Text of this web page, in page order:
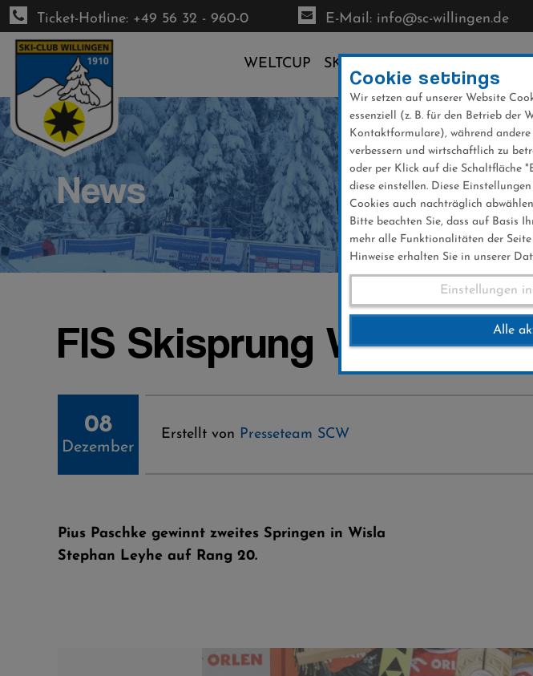
Direkt
zum
Inhalt
Ticket-Hotline: +49 56 32 - 960-0 E-Mail: info@sc-willingen.de
WELTCUP SKI-CLUB
News
FIS Skisprung Weltcup
08
Dezember
Erstellt von Presseteam SCW
Pius Paschke gewinnt zweites Springen in Wisla
Stephan Leyhe auf Rang 20.
Cookie settings
Wir setzen auf unserer Website
essenziell (z. B. für den Betrieb der
Kontaktformulare), während
verbessern und wirtschaftlich zu
oder per Klick auf die Schaltfläche
diese einstellen. Diese
Cookies auch nachträglich
Bitte beachten Sie, dass auf Basis
mehr alle Funktionalitäten der
Hinweise erhalten Sie in unserer
Einstellungen
Alle